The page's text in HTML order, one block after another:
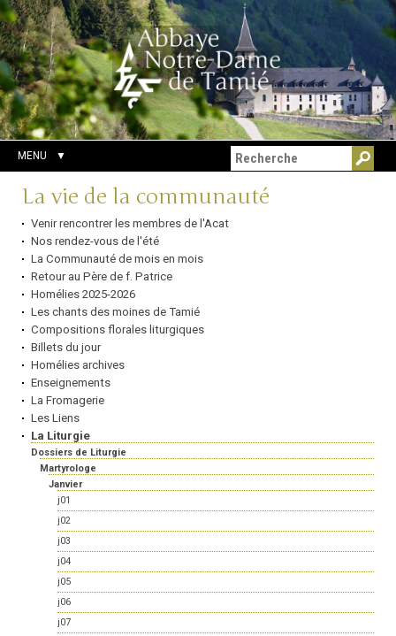
Aller
au
contenu.
|
Aller
à
la
navigation
Outils
personnels
Chercher par
Recherche
avancée…
MENU
Navigation
La vie de la communauté
Venir rencontrer les membres de l'Acat
Nos rendez-vous de l'été
La Communauté de mois en mois
Retour au Père de f. Patrice
Homélies 2025-2026
Les chants des moines de Tamié
Compositions florales liturgiques
Billets du jour
Homélies archives
Enseignements
La Fromagerie
Les Liens
La Liturgie
Dossiers de Liturgie
Martyrologe
Janvier
j01
j02
j03
j04
j05
j06
j07